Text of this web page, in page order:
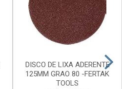
DISCO DE LIXA ADERENTE
125MM GRAO 80 -FERTAK
TOOLS